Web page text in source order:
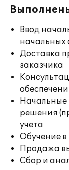
Ввод
начальных
Доставка
заказчика
Начальные
решения
учета
Обучение в
Продажа
Сбор и